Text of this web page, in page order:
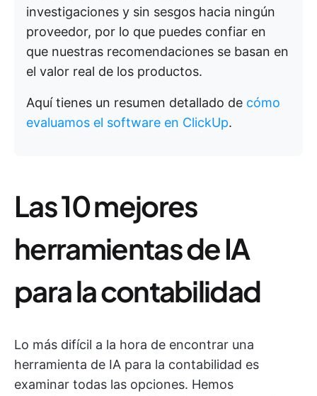
investigaciones y sin sesgos hacia ningún
proveedor, por lo que puedes confiar en
que nuestras recomendaciones se basan en
el valor real de los productos.
Aquí tienes un resumen detallado de cómo
evaluamos el software en ClickUp.
Las 10 mejores
herramientas de IA
para la contabilidad
Lo más difícil a la hora de encontrar una
herramienta de IA para la contabilidad es
examinar todas las opciones. Hemos